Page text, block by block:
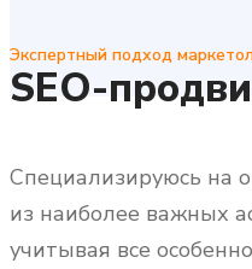
Экспертный подход
SEO-
Специализируюсь на
из наиболее важных
учитывая все